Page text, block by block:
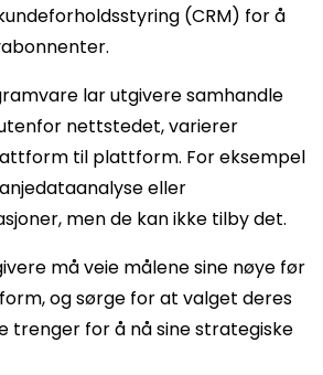
(CRM) for å
lar utgivere samhandle
nettstedet, varierer
til plattform. For eksempel
eller
men de kan ikke tilby det.
må veie målene sine nøye før
og sørge for at valget deres
trenger for å nå sine strategiske